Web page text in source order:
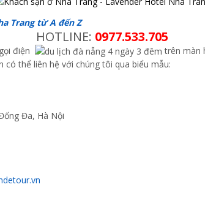
Trang từ A đến Z
HOTLINE: 0977.533.705
điện
trên màn
thể liên hệ với chúng tôi qua biểu mẫu:
Đa, Hà Nội